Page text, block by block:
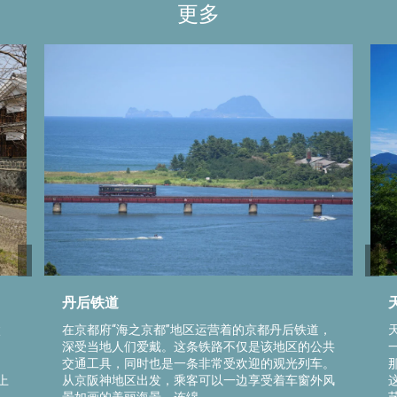
更多
丹后铁道
在京都府“海之京都”地区运营着的京都丹后铁道，
深受当地人们爱戴。这条铁路不仅是该地区的公共
交通工具，同时也是一条非常受欢迎的观光列车。
从京阪神地区出发，乘客可以一边享受着车窗外风